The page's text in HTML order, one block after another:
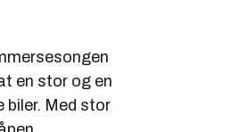
en stor og en
biler. Med stor